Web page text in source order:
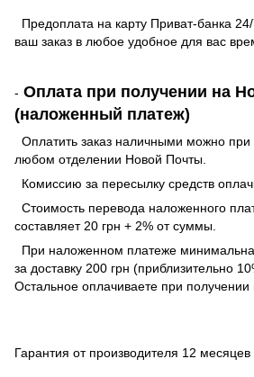
Предоплата на карту Приват-банка
ваш заказ в любое удобное для вас
- Оплата при получении на
(наложенный платеж)
Оплатить заказ наличными можно
любом отделении Новой Почты.
Комиссию за пересылку средств
Стоимость перевода наложенного
составляет 20 грн + 2% от суммы.
При наложенном платеже
за доставку 200 грн (приблизительно
Остальное оплачиваете при получении
Гарантия от производителя 12 месяцев